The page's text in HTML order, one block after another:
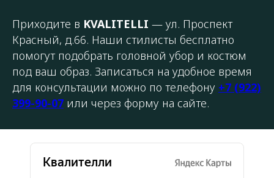
Приходите в KVALITELLI — ул. Проспект
Красный, д.66. Наши стилисты бесплатно
помогут подобрать головной убор и костюм
под ваш образ. Записаться на удобное время
для консультации можно по телефону +7 (922)
399-90-07 или через форму на сайте.